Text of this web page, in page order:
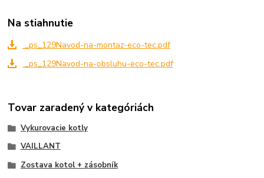
Na stiahnutie
_ps_129Navod-na-montaz-eco-tec.pdf
_ps_129Navod-na-obsluhu-eco-tec.pdf
Tovar zaradený v kategóriách
Vykurovacie kotly
VAILLANT
Zostava kotol + zásobník